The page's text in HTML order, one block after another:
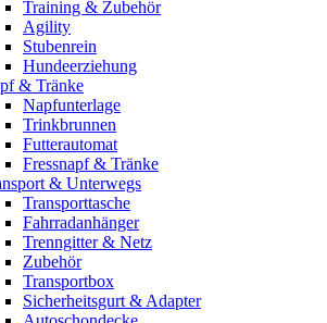
Training & Zubehör
Agility
Stubenrein
Hundeerziehung
& Tränke
Napfunterlage
Trinkbrunnen
Futterautomat
Fressnapf & Tränke
& Unterwegs
Transporttasche
Fahrradanhänger
Trenngitter & Netz
Zubehör
Transportbox
Sicherheitsgurt & Adapter